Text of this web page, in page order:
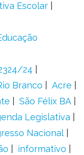
Escolar
24
Branco
Acre
São Félix BA
Legislativa
Nacional
informativo